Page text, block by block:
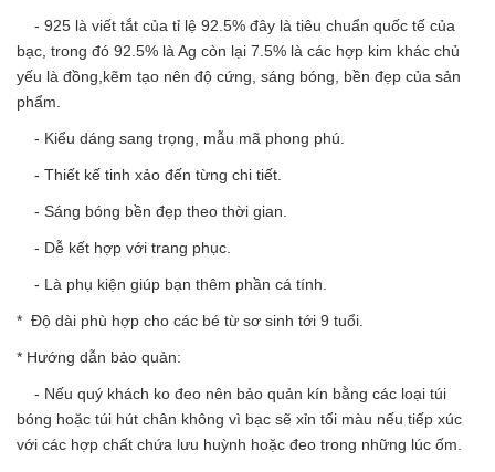
- 925 là viết tắt của tỉ lệ 92.5% đây là tiêu chuẩn quốc tế của
bạc, trong đó 92.5% là Ag còn lại 7.5% là các hợp kim khác chủ
yếu là đồng,kẽm tạo nên độ cứng, sáng bóng, bền đẹp của sản
phẩm.
- Kiểu dáng sang trọng, mẫu mã phong phú.
- Thiết kế tinh xảo đến từng chi tiết.
- Sáng bóng bền đẹp theo thời gian.
- Dễ kết hợp với trang phục.
- Là phụ kiện giúp bạn thêm phần cá tính.
* Độ dài phù hợp cho các bé từ sơ sinh tới 9 tuổi.
* Hướng dẫn bảo quản:
- Nếu quý khách ko đeo nên bảo quản kín bằng các loại túi
bóng hoặc túi hút chân không vì bạc sẽ xỉn tối màu nếu tiếp xúc
với các hợp chất chứa lưu huỳnh hoặc đeo trong những lúc ốm.